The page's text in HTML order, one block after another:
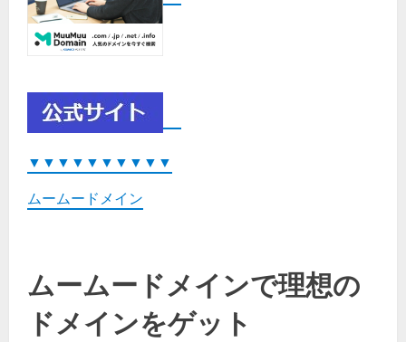
▼ ▼ ▼ ▼ ▼ ▼ ▼ ▼ ▼ ▼
ムームードメイン
ムームードメインで理想の
ドメインをゲット